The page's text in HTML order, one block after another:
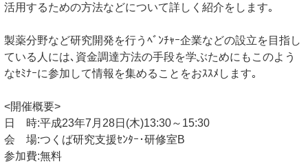
活用するための方法などについて詳しく紹介をします｡
製薬分野など研究開発を行うﾍﾞﾝﾁｬｰ企業などの設立を目指し
ている人には､資金調達方法の手段を学ぶためにもこのよう
なｾﾐﾅｰに参加して情報を集めることをおｽｽﾒします｡
<開催概要>
日 時:平成23年7月28日(木)13:30～15:30
会 場:つくば研究支援ｾﾝﾀｰ･研修室B
参加費:無料